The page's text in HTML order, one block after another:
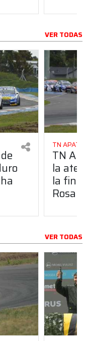
VER TODAS
TN APAT
TN
la
la
VER TODAS